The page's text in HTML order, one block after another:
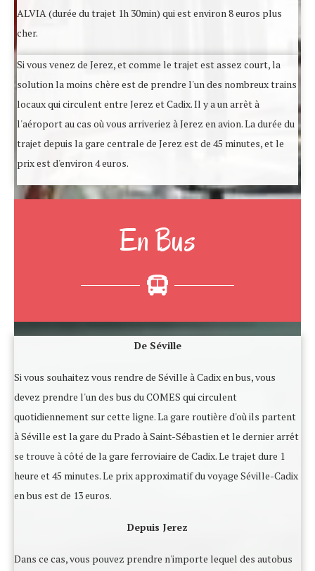
ALVIA (durée du trajet 1h 30min) qui est environ 8 euros plus
cher.
Si vous venez de Jerez, et comme le trajet est assez court, la
solution la moins chère est de prendre l'un des nombreux trains
locaux qui circulent entre Jerez et Cadix. Il y a un arrêt à
l'aéroport au cas où vous arriveriez à Jerez en avion. La durée du
trajet depuis la gare centrale de Jerez est de 45 minutes, et le
prix est d'environ 4 euros.
En Bus
De Séville
Si vous souhaitez vous rendre de Séville à Cadix en bus, vous
devez prendre l'un des bus du COMES qui circulent
quotidiennement sur cette ligne. La gare routière d'où ils partent
à Séville est la gare du Prado à Saint-Sébastien et le dernier arrêt
se trouve à côté de la gare ferroviaire de Cadix. Le trajet dure 1
heure et 45 minutes. Le prix approximatif du voyage Séville-Cadix
en bus est de 13 euros.
Depuis Jerez
Dans ce cas, vous pouvez prendre n'importe lequel des autobus